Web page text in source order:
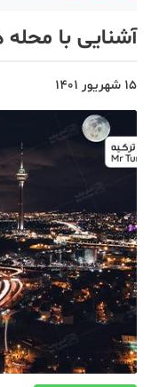
دانستنی
دکوراسیون
قبرس
آشنایی با
15 شهریور 1401